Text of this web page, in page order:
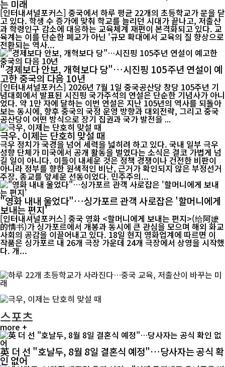
는 미래
[인터내셔널포커스] 중국에서 하루 평균 22개의 초등학교가 문을 닫
고 있다. 학생 수 증가에 맞춰 학교를 늘리던 시대가 끝나고, 저출산
과 학령인구 감소에 대응하는 교육체계 재편이 본격화되고 있다. 교
육계는 이를 단순한 폐교가 아닌 '규모 확대에서 교육의 질 향상으로
전환되는 역사...
"경제보다 안보, 개혁보다 당"…시진핑 105주년 연설이 예
고한 중국의 다음 10년
[인터내셔널포커스] 2026년 7월 1일 중국공산당 창당 105주년 기
념대회에서 발표된 시진핑 국가주석의 연설은 단순한 기념사가 아니
었다. 약 1만 자에 달하는 이번 연설은 지난 105년의 역사를 되돌아
보는 동시에, 향후 중국의 국정 운영 방향과 대외전략, 그리고 중국
공산당이 어떤 방식으로 장기 집권과 국가 발전을 ...
극우, 이제는 단호히 맞설 때
극우 정치가 국경을 넘어 세력을 넓히려 하고 있다. 국내 일부 극우
성향 단체가 미국에서 공개 활동을 벌였다는 소식은 결코 가볍게 넘
길 일이 아니다. 이들이 내세운 것은 정책 경쟁이나 건전한 비판이
아니라 정부를 향한 원색적인 비난, 근거가 확인되지 않은 부정선거
주장, 종교를 앞세운 선동이었다. 민주주의...
"영화 내내 울었다"…싱가포르 관객 사로잡은 '할머니에게
보내는 편지'
[인터내셔널포커스] 중국 영화 <할머니에게 보내는 편지>(给阿嬷
的情书)가 싱가포르에서 개봉과 동시에 큰 관심을 모으며 해외 화교
사회의 공감을 이끌어내고 있다. 18일 현지 영화업계에 따르면 이
작품은 싱가포르 내 26개 극장 가운데 24개 극장에서 상영을 시작했
다. 개...
스포츠
more +
英 더 선 "호날두, 8월 8일 결혼식 예정"…당사자는 공식 확
인 없어